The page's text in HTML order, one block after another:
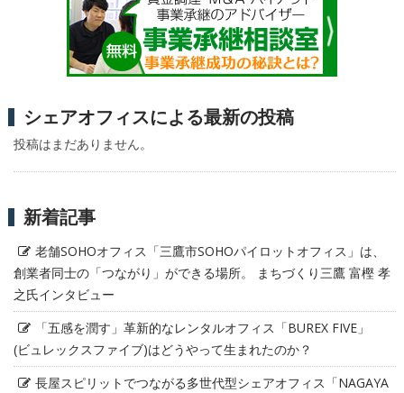
シェアオフィスによる最新の投稿
投稿はまだありません。
新着記事
老舗SOHOオフィス「三鷹市SOHOパイロットオフィス」は、
創業者同士の「つながり」ができる場所。 まちづくり三鷹 富樫 孝
之氏インタビュー
「五感を潤す」革新的なレンタルオフィス「BUREX FIVE」
(ビュレックスファイブ)はどうやって生まれたのか？
長屋スピリットでつながる多世代型シェアオフィス「NAGAYA